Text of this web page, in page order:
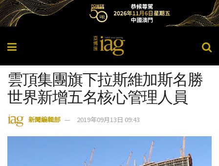
雲頂集團旗下拉斯維加斯名勝
世界新增五名核心管理人員
新聞編輯部 2019年09月13日 09:43